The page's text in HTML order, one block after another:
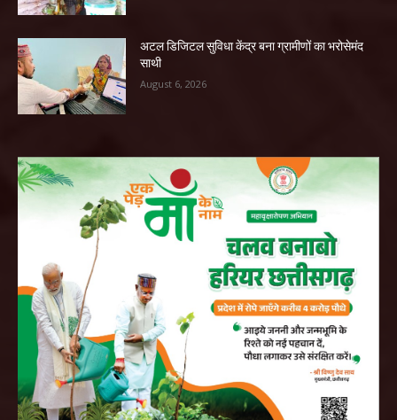
अटल डिजिटल सुविधा केंद्र बना ग्रामीणों का भरोसेमंद
साथी
August 6, 2026